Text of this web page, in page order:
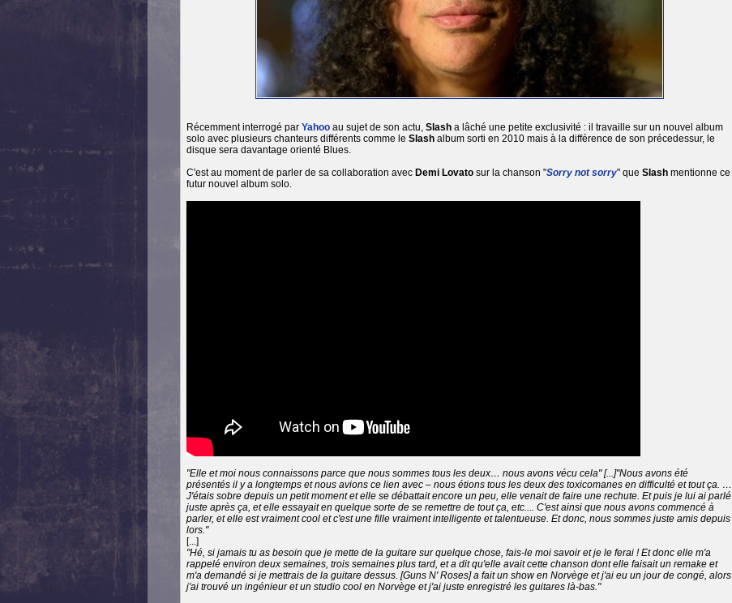
Récemment interrogé par Yahoo au sujet de son actu, Slash a lâché une petite exclusivité : il travaille sur un nouvel album
solo avec plusieurs chanteurs différents comme le Slash album sorti en 2010 mais à la différence de son précedessur, le
disque sera davantage orienté Blues.
C'est au moment de parler de sa collaboration avec Demi Lovato sur la chanson "Sorry not sorry" que Slash mentionne ce
futur nouvel album solo.
"Elle et moi nous connaissons parce que nous sommes tous les deux… nous avons vécu cela" [...]"Nous avons été
présentés il y a longtemps et nous avions ce lien avec – nous étions tous les deux des toxicomanes en difficulté et tout ça. …
J'étais sobre depuis un petit moment et elle se débattait encore un peu, elle venait de faire une rechute. Et puis je lui ai parlé
juste après ça, et elle essayait en quelque sorte de se remettre de tout ça, etc.... C'est ainsi que nous avons commencé à
parler, et elle est vraiment cool et c'est une fille vraiment intelligente et talentueuse. Et donc, nous sommes juste amis depuis
lors."
[...]
"Hé, si jamais tu as besoin que je mette de la guitare sur quelque chose, fais-le moi savoir et je le ferai ! Et donc elle m'a
rappelé environ deux semaines, trois semaines plus tard, et a dit qu'elle avait cette chanson dont elle faisait un remake et
m'a demandé si je mettrais de la guitare dessus. [Guns N' Roses] a fait un show en Norvège et j'ai eu un jour de congé, alors
j'ai trouvé un ingénieur et un studio cool en Norvège et j'ai juste enregistré les guitares là-bas."